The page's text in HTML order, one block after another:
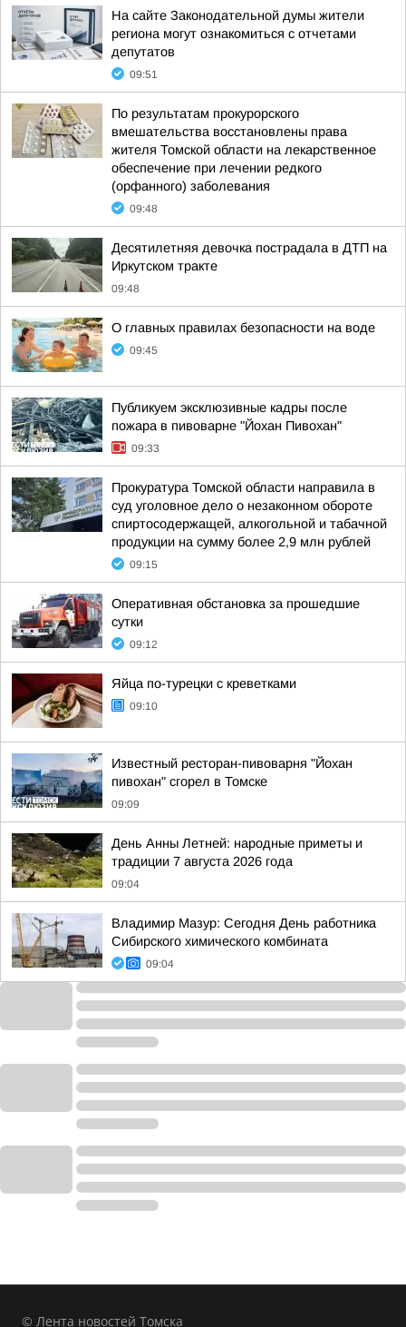
На сайте Законодательной думы жители
региона могут ознакомиться с отчетами
депутатов
09:51
По результатам прокурорского
вмешательства восстановлены права
жителя Томской области на лекарственное
обеспечение при лечении редкого
(орфанного) заболевания
09:48
Десятилетняя девочка пострадала в ДТП на
Иркутском тракте
09:48
О главных правилах безопасности на воде
09:45
Публикуем эксклюзивные кадры после
пожара в пивоварне "Йохан Пивохан"
09:33
Прокуратура Томской области направила в
суд уголовное дело о незаконном обороте
спиртосодержащей, алкогольной и табачной
продукции на сумму более 2,9 млн рублей
09:15
Оперативная обстановка за прошедшие
сутки
09:12
Яйца по-турецки с креветками
09:10
Известный ресторан-пивоварня "Йохан
пивохан" сгорел в Томске
09:09
День Анны Летней: народные приметы и
традиции 7 августа 2026 года
09:04
Владимир Мазур: Сегодня День работника
Сибирского химического комбината
09:04
© Лента новостей Томска